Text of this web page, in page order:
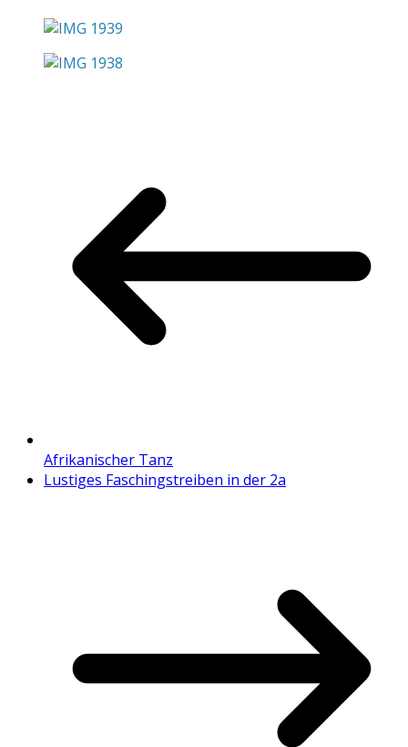
Afrikanischer Tanz
Lustiges Faschingstreiben in der 2a